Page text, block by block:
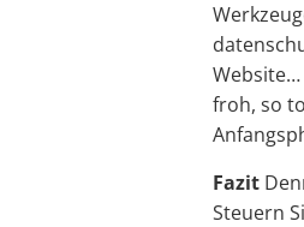
froh, so
Fazit
Steuern